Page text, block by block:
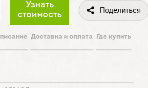
Узнать
стоимость
Поделиться
Доставка и оплата Где купить